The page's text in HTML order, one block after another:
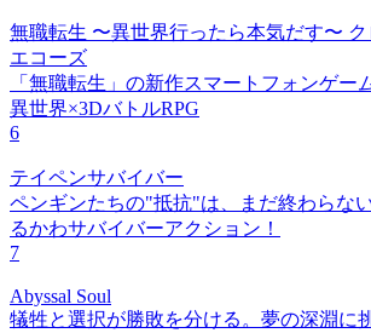
無職転生 〜異世界行ったら本気だす〜 ク
エコーズ
「無職転生」の新作スマートフォンゲー
異世界×3DバトルRPG
6
テイペンサバイバー
ペンギンたちの"抵抗"は、まだ終わらな
るかわサバイバーアクション！
7
Abyssal Soul
犠牲と選択が勝敗を分ける。夢の深淵に